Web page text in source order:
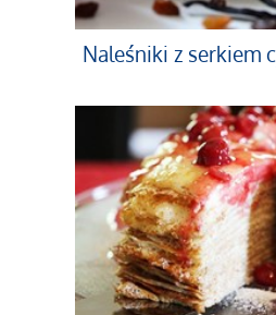
Naleśniki z serkiem